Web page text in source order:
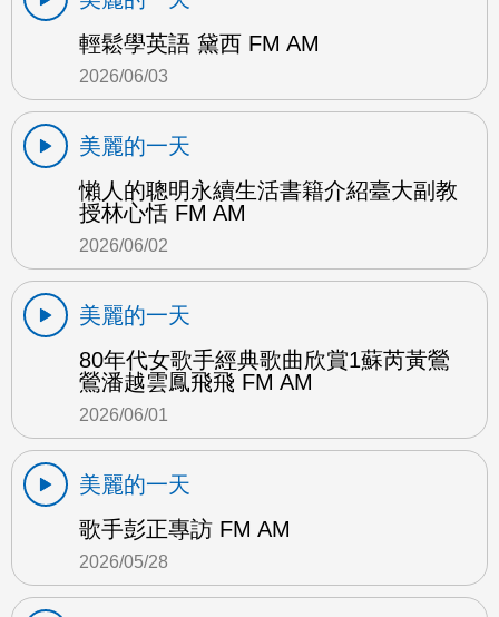
輕鬆學英語 黛西 FM AM
2026/06/03
美麗的一天
懶人的聰明永續生活書籍介紹臺大副教
授林心恬 FM AM
2026/06/02
美麗的一天
80年代女歌手經典歌曲欣賞1蘇芮黃鶯
鶯潘越雲鳳飛飛 FM AM
2026/06/01
美麗的一天
歌手彭正專訪 FM AM
2026/05/28